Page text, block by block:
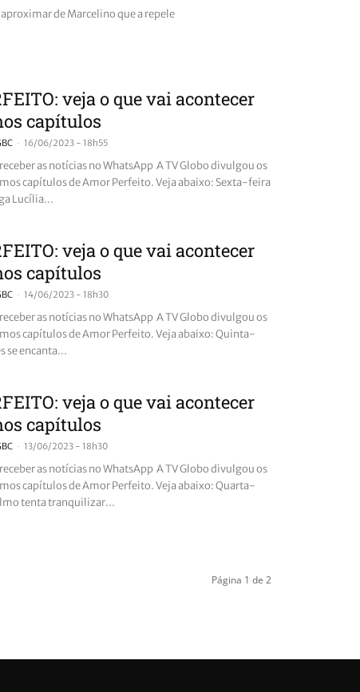
de Marcelino que a repele
veja o que vai acontecer
capítulos
- 16/06/2023 - 18h55
as notícias no WhatsApp A TV Globo divulgou os
capítulos de Amor Perfeito. Veja abaixo: Sexta-feira
Lucília...
veja o que vai acontecer
capítulos
- 14/06/2023 - 18h30
as notícias no WhatsApp A TV Globo divulgou os
capítulos de Amor Perfeito. Veja abaixo: Quinta-
se encanta...
veja o que vai acontecer
capítulos
- 13/06/2023 - 18h30
as notícias no WhatsApp A TV Globo divulgou os
capítulos de Amor Perfeito. Veja abaixo: Quarta-
tenta tranquilizar...
Página 1 de 2